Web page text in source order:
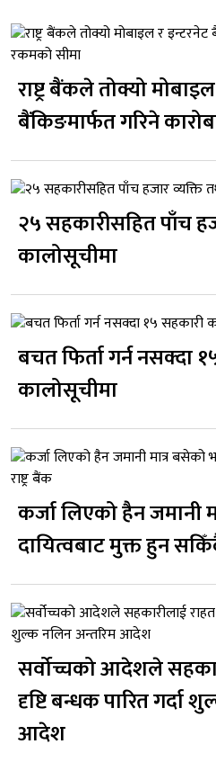
राष्ट्र बैंकले तोक्यो
बैंकिङमार्फत गरिने
२५ सहकारीसहित पाँच
कालोसूचीमा
बचत फिर्ता गर्न नसक्दा
कालोसूचीमा
कर्जा लिएको हैन जमानी
दायित्वबाट मुक्त हुन
सर्वोच्चको आदेशले
दृष्टि बन्धक पारित गर्दा
आदेश